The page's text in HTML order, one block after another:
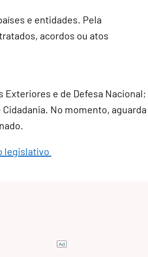
e entidades. Pela
acordos ou atos
Exteriores e de Defesa Nacional;
No momento, aguarda
legislativo